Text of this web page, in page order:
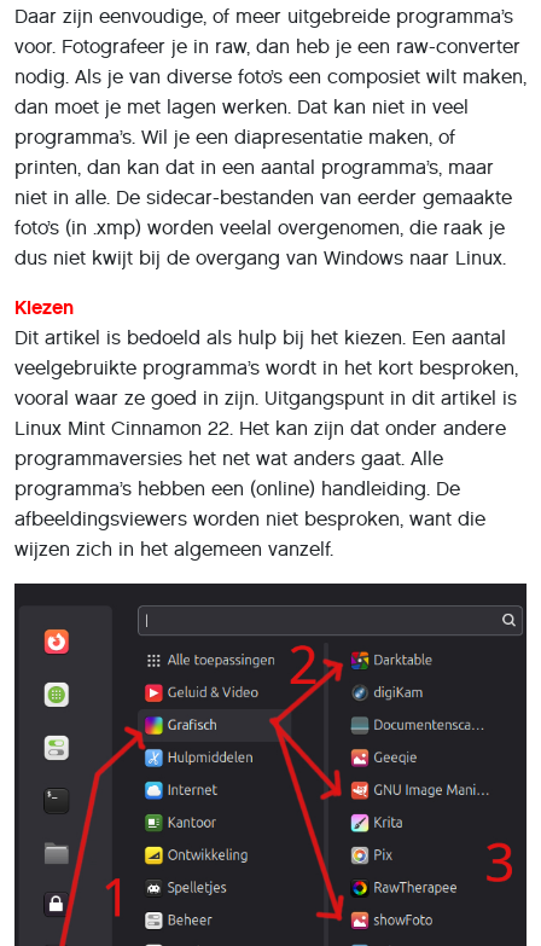
Daar zijn eenvoudige, of meer uitgebreide programma’s
voor. Fotografeer je in raw, dan heb je een raw-converter
nodig. Als je van diverse foto’s een composiet wilt maken,
dan moet je met lagen werken. Dat kan niet in veel
programma’s. Wil je een diapresentatie maken, of
printen, dan kan dat in een aantal programma’s, maar
niet in alle. De sidecar-bestanden van eerder gemaakte
foto’s (in .xmp) worden veelal overgenomen, die raak je
dus niet kwijt bij de overgang van Windows naar Linux.
Kiezen
Dit artikel is bedoeld als hulp bij het kiezen. Een aantal
veelgebruikte programma’s wordt in het kort besproken,
vooral waar ze goed in zijn. Uitgangspunt in dit artikel is
Linux Mint Cinnamon 22. Het kan zijn dat onder andere
programmaversies het net wat anders gaat. Alle
programma’s hebben een (online) handleiding. De
afbeeldingsviewers worden niet besproken, want die
wijzen zich in het algemeen vanzelf.